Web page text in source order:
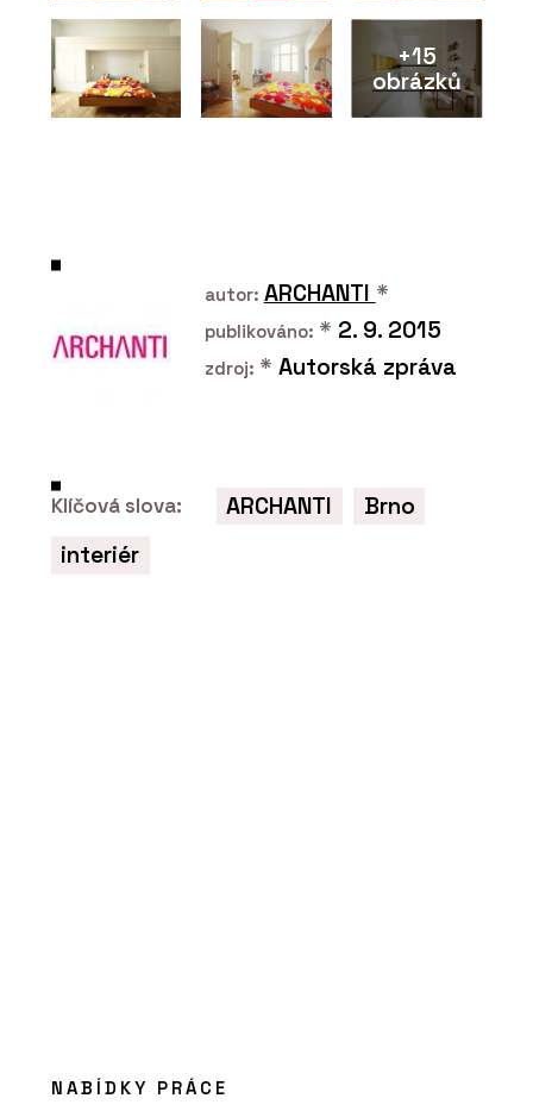
ČLÁNKY
měnit podle potřeby – kdykoliv
+15
obrázků
autor: ARCHANTI *
publikováno: * 2. 9. 2015
zdroj: * Autorská zpráva
Klíčová slova: ARCHANTI
Brno
interiér
NABÍDKY PRÁCE